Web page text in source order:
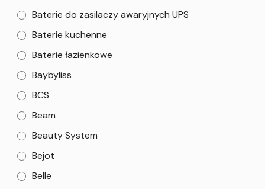
Baterie do zasilaczy awaryjnych UPS
Baterie kuchenne
Baterie łazienkowe
Baybyliss
BCS
Beam
Beauty System
Bejot
Belle